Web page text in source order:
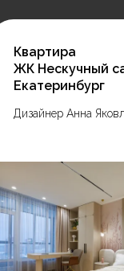
Квартира
ЖК Нескучный
Екатеринбург
Дизайнер Анна